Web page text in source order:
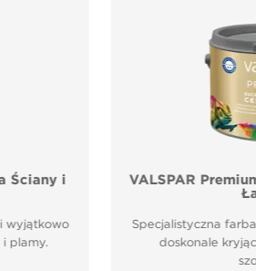
Ściany i
wyjątkowo
plamy.
VALSPAR
Specjalistyczna
doskonale